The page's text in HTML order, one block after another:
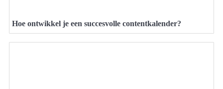
Hoe ontwikkel je een succesvolle contentkalender?